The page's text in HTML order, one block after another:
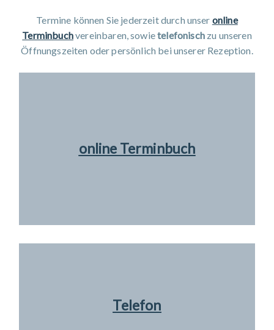
Termine können Sie jederzeit durch unser online
Terminbuchvereinbaren, sowietelefonischzu unseren
Öffnungszeiten oder persönlich bei unserer Rezeption.
online Terminbuch
Telefon